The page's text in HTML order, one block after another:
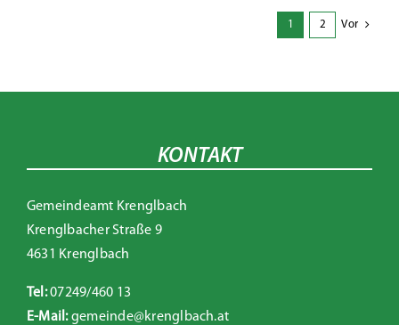
1 2 Vor
KONTAKT
Gemeindeamt Krenglbach
Krenglbacher Straße 9
4631 Krenglbach
Tel:07249/460 13
E-Mail: gemeinde@krenglbach.at